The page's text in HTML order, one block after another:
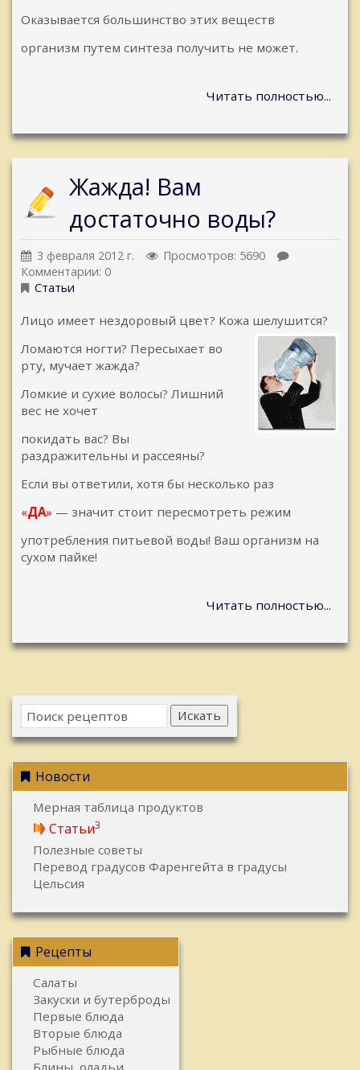
Оказывается большинство этих веществ
организм путем синтеза получить не может.
Читать полностью...
Жажда! Вам
достаточно воды?
3 февраля 2012 г.
Просмотров: 5690
Комментарии: 0
Статьи
Лицо имеет нездоровый цвет? Кожа шелушится?
Ломаются ногти? Пересыхает во
рту, мучает жажда?
Ломкие и сухие волосы? Лишний
вес не хочет
покидать вас? Вы
раздражительны и рассеяны?
Если вы ответили, хотя бы несколько раз
«ДА» — значит стоит пересмотреть режим
употребления питьевой воды! Ваш организм на
сухом пайке!
Читать полностью...
Искать
Новости
Мерная таблица продуктов
Статьи3
Полезные советы
Перевод градусов Фаренгейта в градусы
Цельсия
Рецепты
Салаты
Закуски и бутерброды
Первые блюда
Вторые блюда
Рыбные блюда
Блины, оладьи